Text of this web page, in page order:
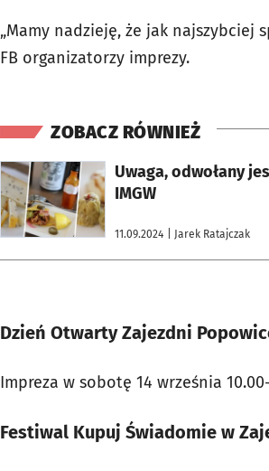
„Mamy nadzieję, że jak najszybciej
FB organizatorzy imprezy.
ZOBACZ RÓWNIEŻ
Uwaga, odwołany
IMGW
11.09.2024 | Jarek Ratajczak
otworzy się w nowej karcie
Dzień Otwarty Zajezdni
Impreza w sobotę 14 września
Festiwal Kupuj Świadomie w